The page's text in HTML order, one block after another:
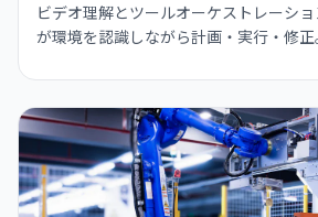
ビデオ理解とツールオーケストレーシ
が環境を認識しながら計画・実行・修